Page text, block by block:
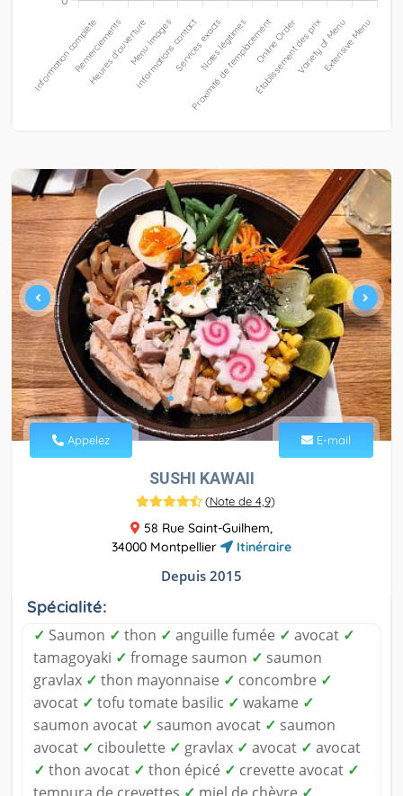
Appelez E-mail
SUSHI KAWAII
(Note de 4,9)
58 Rue Saint-Guilhem,
34000 Montpellier
Itinéraire
Depuis 2015
Spécialité:
✓ Saumon ✓ thon ✓ anguille fumée ✓ avocat ✓
tamagoyaki ✓ fromage saumon ✓ saumon
gravlax ✓ thon mayonnaise ✓ concombre ✓
avocat ✓ tofu tomate basilic ✓ wakame ✓
saumon avocat ✓ saumon avocat ✓ saumon
avocat ✓ ciboulette ✓ gravlax ✓ avocat ✓ avocat
✓ thon avocat ✓ thon épicé ✓ crevette avocat ✓